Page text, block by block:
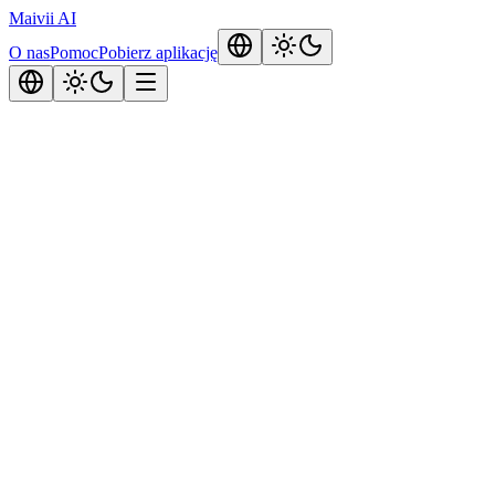
Maivii AI
O nasPomocPobierz aplikację